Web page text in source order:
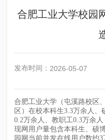
合肥工业大学校园
发布时间： 2026-05-07
合肥工业大学（屯溪路校区
区）在校本科生3.3万余人
0.2万余人、教职工0.3万余
现网用户量包含本科生、硕
园网当前并发在线用户数约